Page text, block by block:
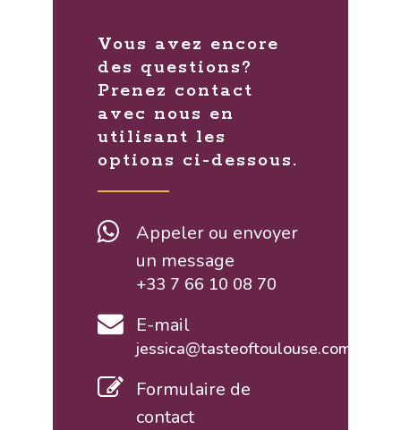
Vous avez encore
des questions?
Prenez contact
avec nous en
utilisant les
options ci-dessous.
Appeler ou envoyer
un message
+33 7 66 10 08 70
E-mail
jessica@tasteoftoulouse.com
Formulaire de
contact